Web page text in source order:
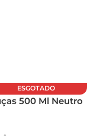
ESGOTADO
500 Ml Neutro